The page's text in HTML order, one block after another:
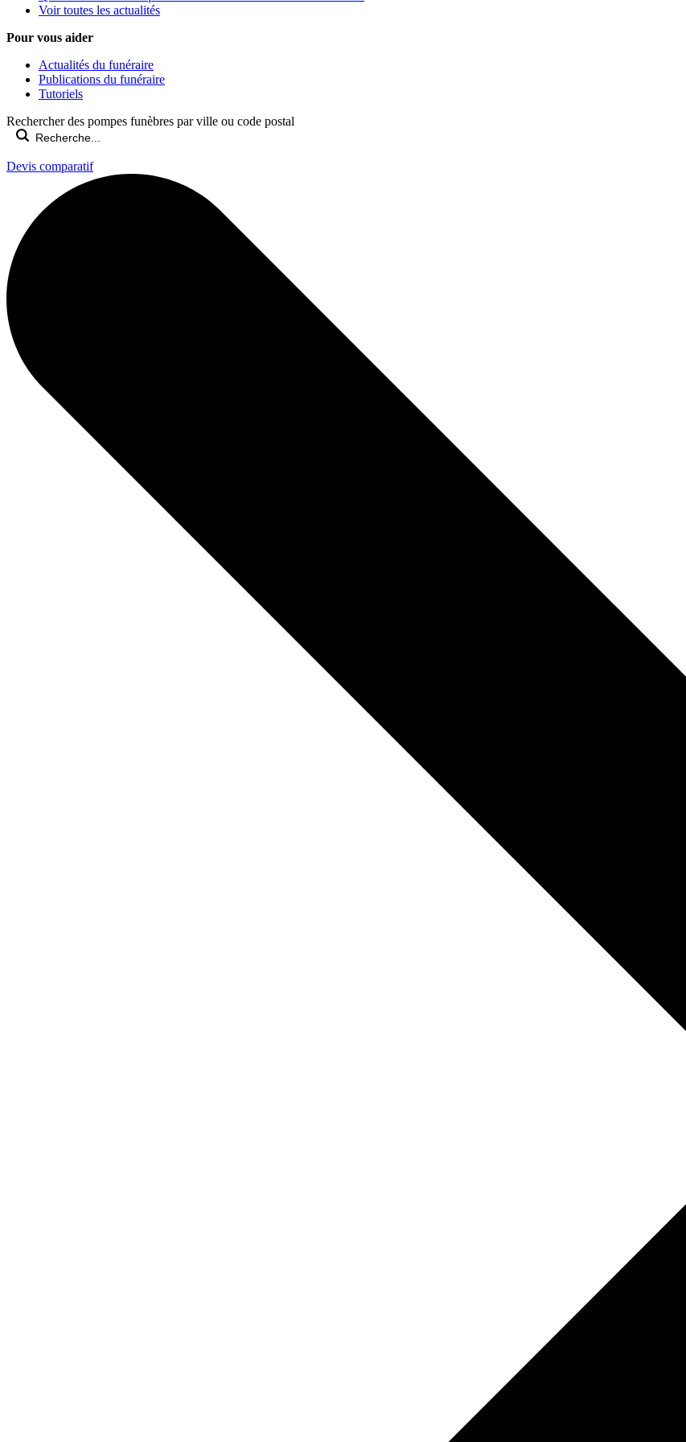
Voir toutes les actualités
Pour vous aider
Actualités du funéraire
Publications du funéraire
Tutoriels
Rechercher des pompes funèbres par ville ou code postal
Devis comparatif